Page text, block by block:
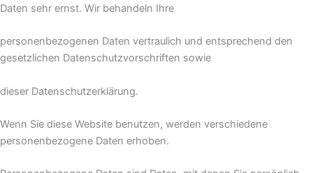
Daten sehr ernst. Wir behandeln Ihre
personenbezogenen Daten vertraulich und entsprechend den
gesetzlichen Datenschutzvorschriften sowie
dieser Datenschutzerklärung.
Wenn Sie diese Website benutzen, werden verschiedene
personenbezogene Daten erhoben.